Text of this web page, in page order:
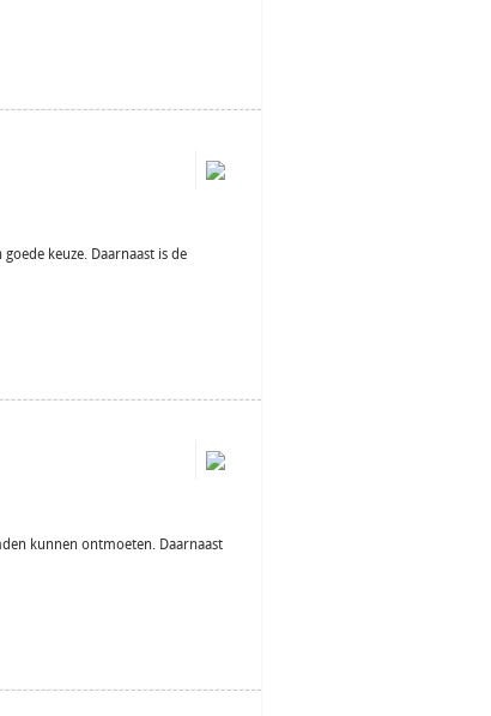
keuze. Daarnaast is de
kunnen ontmoeten. Daarnaast